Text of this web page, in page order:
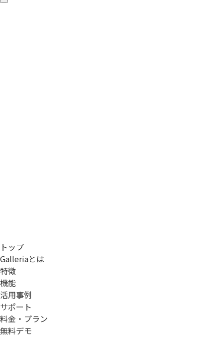
トップ
Galleriaとは
特徴
機能
活用事例
サポート
料金・プラン
無料デモ